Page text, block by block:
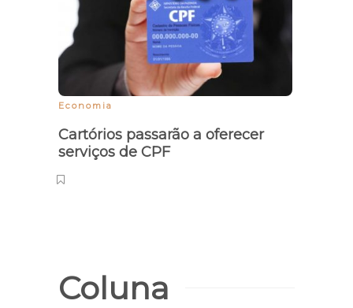
Economia
Cartórios passarão a oferecer
serviços de CPF
Coluna